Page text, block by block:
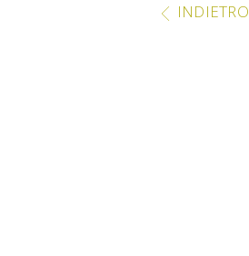
INDIETRO